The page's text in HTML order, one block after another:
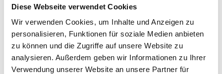
Diese Webseite verwendet Cookies
Wir verwenden Cookies, um Inhalte und Anzeigen zu
personalisieren, Funktionen für soziale Medien anbieten
zu können und die Zugriffe auf unsere Website zu
analysieren. Außerdem geben wir Informationen zu Ihrer
Verwendung unserer Website an unsere Partner für
LKL/Art
14.07.2018
(
8. Dressurprüfung Kl.M** DRE
Preisgeld
500,00 €